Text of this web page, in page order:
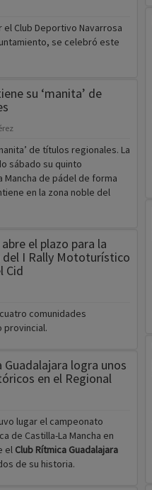
Club Deportivo Navarrosa
se celebró este
su ‘manita’ de
de títulos regionales. La
sábado su quinto
Mancha de pádel de forma
en la zona noble del
el plazo para la
del I Rally Mototurístico
Cid
comunidades
provincial.
Guadalajara logra unos
en el Regional
lugar el campeonato
de Castilla-La Mancha en
el Club Rítmica Guadalajara
de su historia.